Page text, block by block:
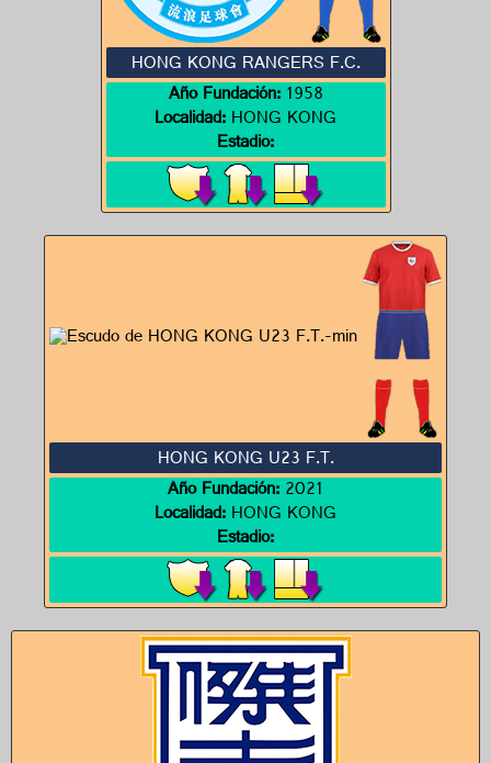
HONG KONG RANGERS F.C.
Año Fundación:1958
Localidad:HONG KONG
Estadio:
HONG KONG U23 F.T.
Año Fundación:2021
Localidad:HONG KONG
Estadio: